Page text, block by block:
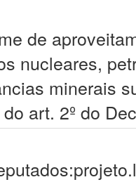
de
nucleares,
minerais
art. 2º do